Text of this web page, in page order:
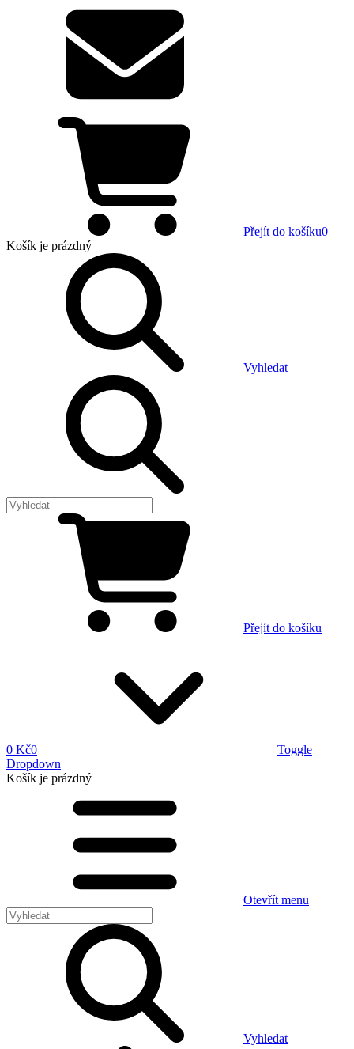
Přejít do košíku0
Košík je prázdný
Vyhledat
Přejít do košíku
0 Kč0
Toggle
Dropdown
Košík je prázdný
Otevřít menu
Vyhledat